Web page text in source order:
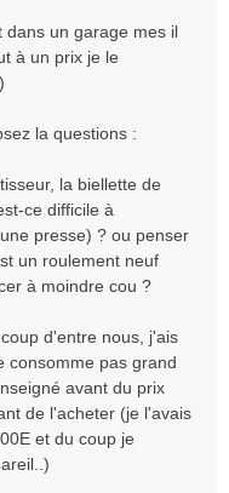
dans un garage mes il
à un prix je le
la questions :
la biellette de
ce difficile à
presse) ? ou penser
un roulement neuf
à moindre cou ?
d'entre nous, j'ais
consomme pas grand
avant du prix
de l'acheter (je l'avais
et du coup je